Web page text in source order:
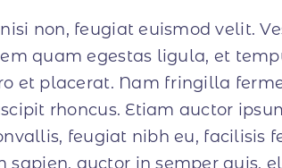
non, feugiat euismod velit.
quam egestas ligula, et
et placerat. Nam fringilla
rhoncus. Etiam auctor
feugiat nibh eu, facilisis
auctor in semper quis,